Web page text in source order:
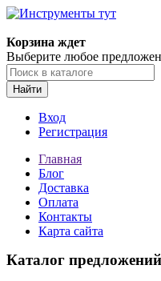
Корзина ждет
Выберите любое
Найти
Вход
Регистрация
Главная
Блог
Доставка
Оплата
Контакты
Карта сайта
Каталог предложений